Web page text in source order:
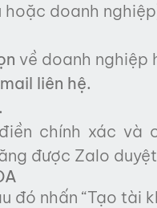
hoặc doanh
về doanh nghiệp
liên hệ.
chính xác và
được Zalo
đó nhấn “Tạo tài